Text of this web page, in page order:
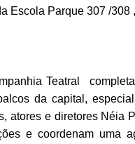
Escola Parque 307 /308
Teatral
da capital,
atores e diretores Néia
e coordenam uma